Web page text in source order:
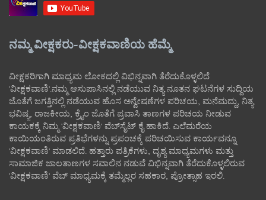
ನಮ್ಮ ವೀಕ್ಷಕರು-ವೀಕ್ಷಕವಾಣಿಯ ಹೆಮ್ಮೆ
ವೀಕ್ಷಕರಿಗಾಗಿ ಮಾಧ್ಯಮ ಲೋಕದಲ್ಲಿ ವಿಭಿನ್ನವಾಗಿ ತೆರೆದುಕೊಳ್ಳಲಿದೆ
'ವೀಕ್ಷಕವಾಣಿ'.ನಮ್ಮ ಆಸುಪಾಸಿನಲ್ಲಿ ನಡೆಯುವ ನಿತ್ಯ ನೂತನ ಘಟನೆಗಳ ಸುದ್ದಿಯ
ಜೊತೆಗೆ ಜಗತ್ತಿನಲ್ಲಿ ನಡೆಯುವ ಹೊಸ ಅನ್ವೇಷಣೆಗಳ ಪರಿಚಯ, ಮನೆಮದ್ದು, ನಿತ್ಯ
ಭವಿಷ್ಯ, ರಾಜಕೀಯ, ಕ್ರೈಂ ಜೊತೆಗೆ ಪ್ರವಾಸಿ ತಾಣಗಳ ಪರಿಚಯ ನೀಡುವ
ಕಾಯಕಕ್ಕೆ ನಿಮ್ಮ 'ವೀಕ್ಷಕವಾಣಿ' ವೆಬ್‌ಸೈಟ್‌ ಕೈ ಹಾಕಿದೆ. ಎಲೆಮರೆಯ
ಕಾಯಿಯಂತಿರುವ ಪ್ರತಿಭೆಗಳನ್ನು ಪ್ರಪಂಚಕ್ಕೆ ಪರಿಚಯಿಸುವ ಕಾರ್ಯವನ್ನೂ
'ವೀಕ್ಷಕವಾಣಿ' ಮಾಡಲಿದೆ. ಹತ್ತಾರು ಪತ್ರಿಕೆಗಳು, ದೃಶ್ಯ ಮಾಧ್ಯಮಗಳು ಮತ್ತು
ಸಾಮಾಜಿಕ ಜಾಲತಾಣಗಳ ಸವಾಲಿನ ನಡುವೆ ವಿಭಿನ್ನವಾಗಿ ತೆರೆದುಕೊಳ್ಳಲಿರುವ
'ವೀಕ್ಷಕವಾಣಿ' ವೆಬ್ ಮಾಧ್ಯಮಕ್ಕೆ ತಮ್ಮೆಲ್ಲರ ಸಹಕಾರ, ಪ್ರೋತ್ಸಾಹ ಇರಲಿ.